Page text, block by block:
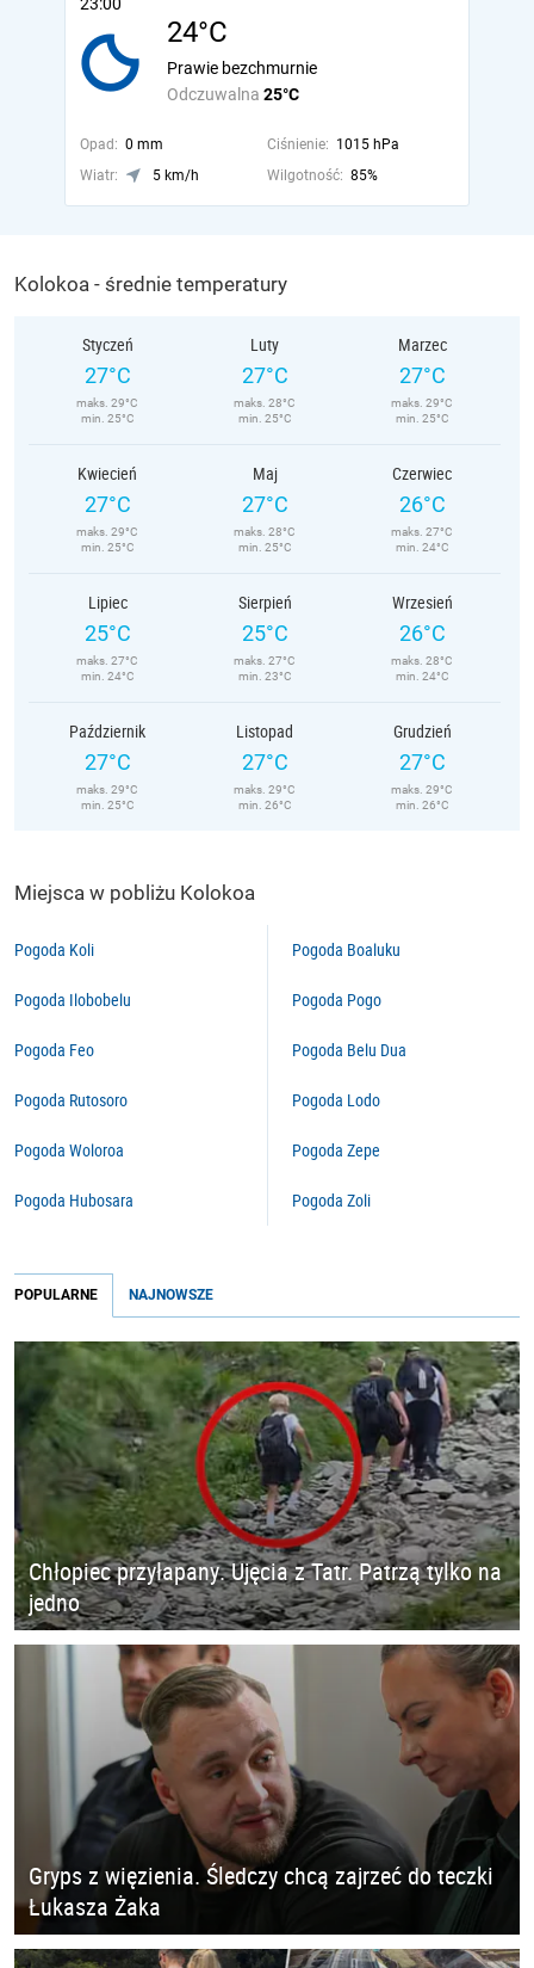
24°C
Odczuwalna 25°C
Prawie bezchmurnie
Opad: 0 mm Ciśnienie: 1015 hPa
Wiatr:
5 km/h Wilgotność: 85%
Kolokoa - średnie temperatury
Styczeń
27°C
maks. 29°C
min. 25°C
Luty
27°C
maks. 28°C
min. 25°C
Marzec
27°C
maks. 29°C
min. 25°C
Kwiecień
27°C
maks. 29°C
min. 25°C
Maj
27°C
maks. 28°C
min. 25°C
Czerwiec
26°C
maks. 27°C
min. 24°C
Lipiec
25°C
maks. 27°C
min. 24°C
Sierpień
25°C
maks. 27°C
min. 23°C
Wrzesień
26°C
maks. 28°C
min. 24°C
Październik
27°C
maks. 29°C
min. 25°C
Listopad
27°C
maks. 29°C
min. 26°C
Grudzień
27°C
maks. 29°C
min. 26°C
Miejsca w pobliżu Kolokoa
Pogoda Koli
Pogoda Ilobobelu
Pogoda Feo
Pogoda Rutosoro
Pogoda Woloroa
Pogoda Hubosara
Pogoda Boaluku
Pogoda Pogo
Pogoda Belu Dua
Pogoda Lodo
Pogoda Zepe
Pogoda Zoli
POPULARNE NAJNOWSZE
Chłopiec przyłapany. Ujęcia z Tatr. Patrzą tylko na
jedno
Gryps z więzienia. Śledczy chcą zajrzeć do teczki
Łukasza Żaka